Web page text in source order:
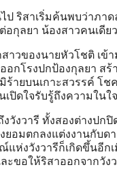
ไป ริสาเริ่มค้นพบว่าภา
ต่อกุลยา น้องสาวคนเดี
าวของนายหัวโชติ เข้
อกโรงปกป้องกุลยา สร้
ร้ายบนเกาะสวรรค์ โ
เปิดใจรับรู้ถึงความในใ
งวังวารี ทั้งสองต่างปก
ยอมตกลงแต่งงานกับด
แห่งวังวารีก็เกิดขึ้นอีก
ะขอให้ริสาออกจากวัง